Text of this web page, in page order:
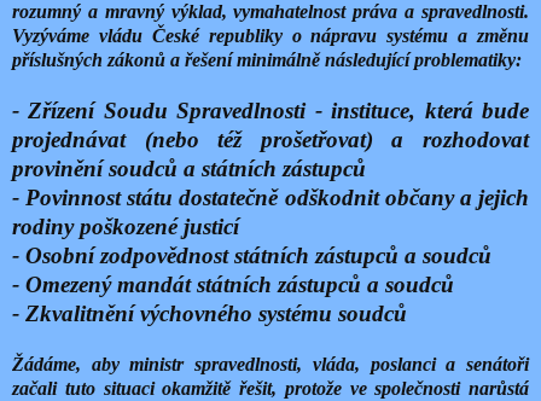
rozumný a mravný výklad, vymahatelnost práva a spravedlnosti.
Vyzýváme vládu České republiky o nápravu systému a změnu
příslušných zákonů a řešení minimálně následující problematiky:
- Zřízení Soudu Spravedlnosti - instituce, která bude
projednávat (nebo též prošetřovat) a rozhodovat
provinění soudců a státních zástupců
- Povinnost státu dostatečně odškodnit občany a jejich
rodiny poškozené justicí
- Osobní zodpovědnost státních zástupců a soudců
- Omezený mandát státních zástupců a soudců
- Zkvalitnění výchovného systému soudců
Žádáme, aby ministr spravedlnosti, vláda, poslanci a senátoři
začali tuto situaci okamžitě řešit, protože ve společnosti narůstá